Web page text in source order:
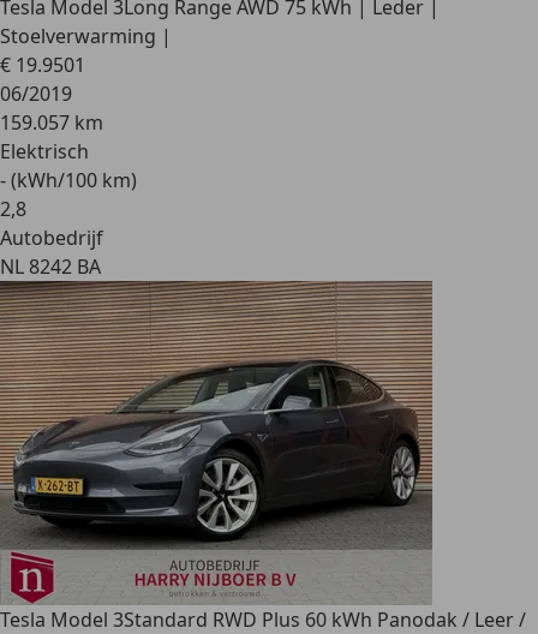
Tesla Model 3Long Range AWD 75 kWh | Leder |
Stoelverwarming |
€ 19.9501
06/2019
159.057 km
Elektrisch
- (kWh/100 km)
2,8
Autobedrijf
NL 8242 BA
Tesla Model 3Standard RWD Plus 60 kWh Panodak / Leer /